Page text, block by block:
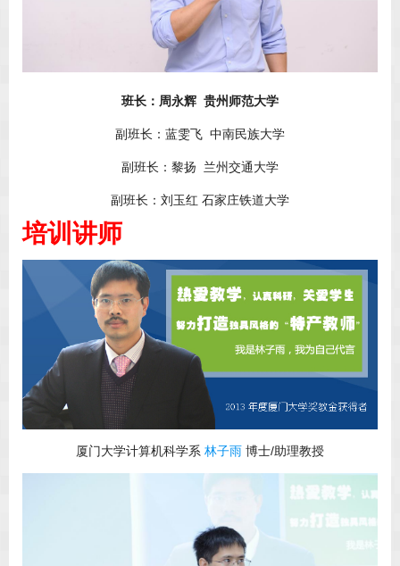
班长：周永辉 贵州师范大学
副班长：蓝雯飞 中南民族大学
副班长：黎扬 兰州交通大学
副班长：刘玉红 石家庄铁道大学
培训讲师
厦门大学计算机科学系 林子雨 博士/助理教授